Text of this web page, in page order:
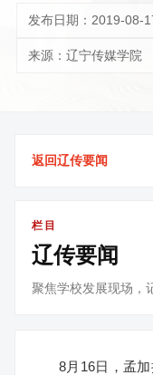
发布日期：2019-08-
来源：辽宁传媒学院
返回辽传要闻
栏目
辽传要闻
聚焦学校发展现场，
8月16日，孟